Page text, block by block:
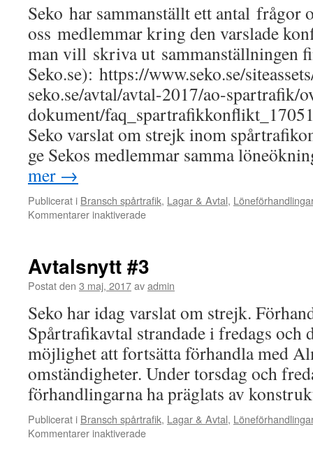
Seko har sammanställt ett antal frågor
oss medlemmar kring den varslade
man vill skriva ut sammanställningen
Seko.se): https://www.seko.se/
seko.se/avtal/avtal-2017/ao-spartrafik/
dokument/
Seko varslat om strejk inom
ge Sekos medlemmar samma
mer →
Publicerat i Bransch spårtrafik, Lagar & Avtal, Löneförhandlingar
Kommentarer inaktiverade
om
spårtrafikkonflikten
2017)
Avtalsnytt #3
Postat den 3 maj, 2017avadmin
Seko har idag varslat om strejk.
Spårtrafikavtal strandade i fredags och
möjlighet att fortsätta förhandla med
omständigheter. Under torsdag och
förhandlingarna ha präglats av
Publicerat i Bransch spårtrafik, Lagar & Avtal, Löneförhandlingar
Kommentarer inaktiverade